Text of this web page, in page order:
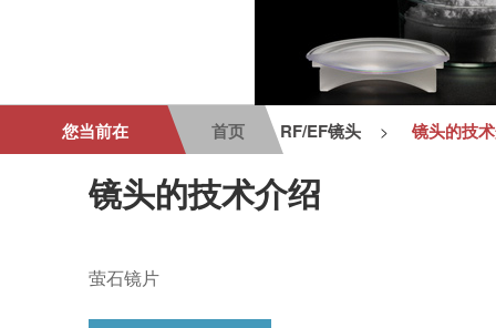
您当前在 首页 RF/EF镜头 > 镜头的技
镜头的技术介绍
萤石镜片